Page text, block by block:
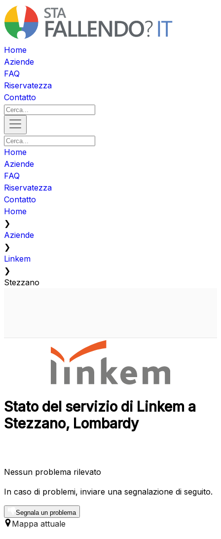
Home
Aziende
FAQ
Riservatezza
Contatto
Home
Aziende
FAQ
Riservatezza
Contatto
Home
❯
Aziende
❯
Linkem
❯
Stezzano
Stato del servizio di Linkem a
Stezzano, Lombardy
Nessun problema rilevato
In caso di problemi, inviare una segnalazione di seguito.
Segnala un problema
Mappa attuale